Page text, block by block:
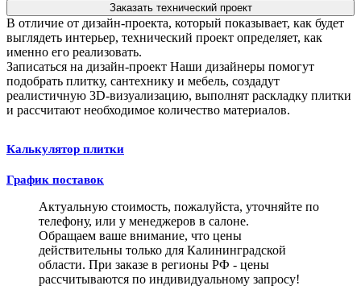
Заказать технический проект
В отличие от дизайн-проекта, который показывает, как будет
выглядеть интерьер, технический проект определяет, как
именно его реализовать.
Записаться на дизайн-проект Наши дизайнеры помогут
подобрать плитку, сантехнику и мебель, создадут
реалистичную 3D-визуализацию, выполнят раскладку плитки
и рассчитают необходимое количество материалов.
Калькулятор плитки
График поставок
Актуальную стоимость, пожалуйста, уточняйте по
телефону, или у менеджеров в салоне.
Обращаем ваше внимание, что цены
действительны только для Калининградской
области. При заказе в регионы РФ - цены
рассчитываются по индивидуальному запросу!